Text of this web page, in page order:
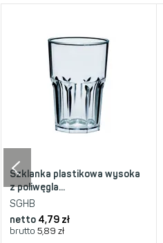
Szklanka plastikowa wysoka
z poliwęgla...
SGHB
netto 4,79 zł
brutto 5,89 zł